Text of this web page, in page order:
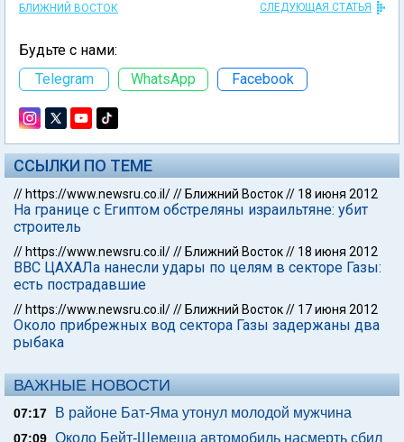
БЛИЖНИЙ ВОСТОК СЛЕДУЮЩАЯ СТАТЬЯ
Будьте с нами:
Telegram
WhatsApp Facebook
ССЫЛКИ ПО ТЕМЕ
// https://www.newsru.co.il/// Ближний Восток// 18 июня 2012
На границе с Египтом обстреляны израильтяне: убит
строитель
// https://www.newsru.co.il/// Ближний Восток// 18 июня 2012
ВВС ЦАХАЛа нанесли удары по целям в секторе Газы:
есть пострадавшие
// https://www.newsru.co.il/// Ближний Восток// 17 июня 2012
Около прибрежных вод сектора Газы задержаны два
рыбака
ВАЖНЫЕ НОВОСТИ
07:17 В районе Бат-Яма утонул молодой мужчина
07:09 Около Бейт-Шемеша автомобиль насмерть сбил